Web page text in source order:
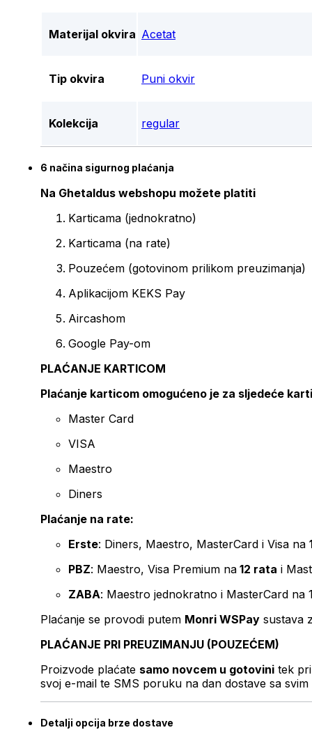
Materijal okvira Acetat
Tip okvira Puni okvir
Kolekcija regular
6 načina sigurnog plaćanja
Na Ghetaldus webshopu možete platiti
Karticama (jednokratno)
Karticama (na rate)
Pouzećem (gotovinom prilikom preuzimanja)
Aplikacijom KEKS Pay
Aircashom
Google Pay-om
PLAĆANJE KARTICOM
Plaćanje karticom omogućeno je za sljedeće
Master Card
VISA
Maestro
Diners
Plaćanje na rate:
Erste: Diners, Maestro, MasterCard i Visa na
PBZ: Maestro, Visa Premium na 12 rata i
ZABA: Maestro jednokratno i MasterCard na
Plaćanje se provodi putem Monri WSPay sustava
PLAĆANJE PRI PREUZIMANJU (POUZEĆEM)
Proizvode plaćate samo novcem u gotovini tek
svoj e-mail te SMS poruku na dan dostave sa svim
Detalji opcija brze dostave